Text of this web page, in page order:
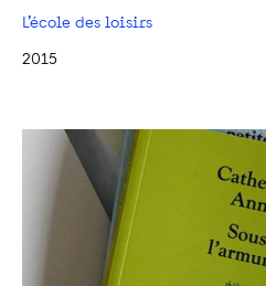
L’école des loisirs
2015